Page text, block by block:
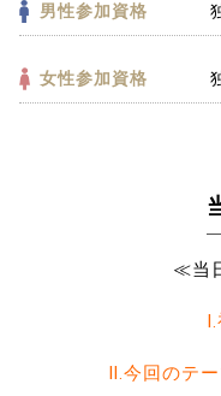
男性参加資格
女性参加資格
≪当
Ⅱ.今回のテ